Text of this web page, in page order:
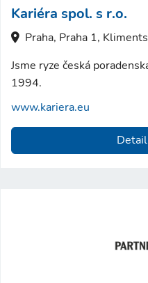
Kariéra spol. s r.o.
Praha, Praha 1,
Jsme ryze česká
1994.
www.kariera.eu